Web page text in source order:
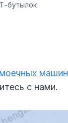
бутылок
машин
с нами.